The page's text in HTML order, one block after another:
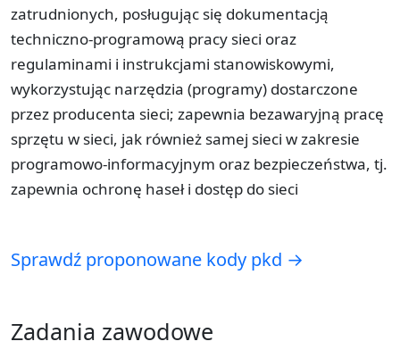
zatrudnionych, posługując się dokumentacją
techniczno-programową pracy sieci oraz
regulaminami i instrukcjami stanowiskowymi,
wykorzystując narzędzia (programy) dostarczone
przez producenta sieci; zapewnia bezawaryjną pracę
sprzętu w sieci, jak również samej sieci w zakresie
programowo-informacyjnym oraz bezpieczeństwa, tj.
zapewnia ochronę haseł i dostęp do sieci
Sprawdź proponowane kody pkd →
Zadania zawodowe